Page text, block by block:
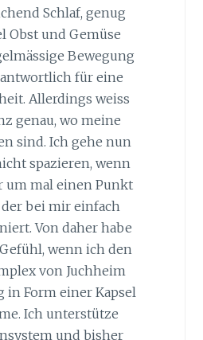
Schlaf, genug
Obst und Gemüse
Bewegung
für eine
Allerdings weiss
genau, wo meine
sind. Ich gehe nun
spazieren, wenn
um mal einen Punkt
bei mir einfach
Von daher habe
wenn ich den
von Juchheim
in Form einer Kapsel
Ich unterstütze
und bisher